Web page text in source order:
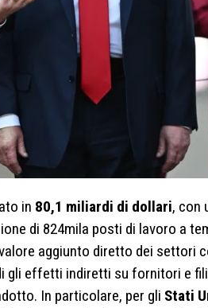
in 80,1 miliardi di dollari, con
di 824mila posti di lavoro a
aggiunto diretto dei settori
gli effetti indiretti su fornitori e
In particolare, per gli Stati